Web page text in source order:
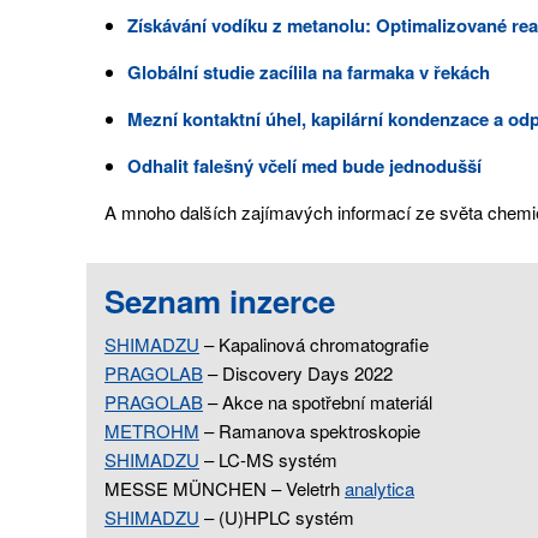
Získávání vodíku z metanolu: Optimalizované
Globální studie zacílila na farmaka v řekách
Mezní kontaktní úhel, kapilární kondenzace a
Odhalit falešný včelí med bude jednodušší
A mnoho dalších zajímavých informací ze světa
Seznam inzerce
SHIMADZU – Kapalinová chromatografie
PRAGOLAB– Discovery Days 2022
PRAGOLAB– Akce na spotřební materiál
METROHM – Ramanova spektroskopie
SHIMADZU – LC-MS systém
MESSE MÜNCHEN – Veletrhanalytica
SHIMADZU – (U)HPLC systém